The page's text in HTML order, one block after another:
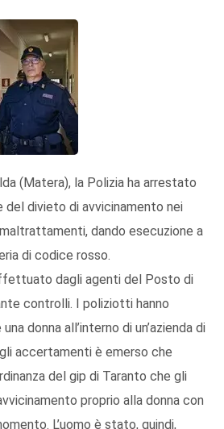
(Matera), la Polizia ha arrestato
del divieto di avvicinamento nei
dando esecuzione a
di codice rosso.
dagli agenti del Posto di
controlli. I poliziotti hanno
donna all’interno di un’azienda di
accertamenti è emerso che
del gip di Taranto che gli
proprio alla donna con
L’uomo è stato, quindi,